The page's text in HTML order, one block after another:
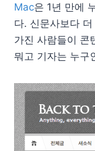
Mac은 1년 만에
다. 신문사보다
가진 사람들이 콘
뭐고 기자는 누구